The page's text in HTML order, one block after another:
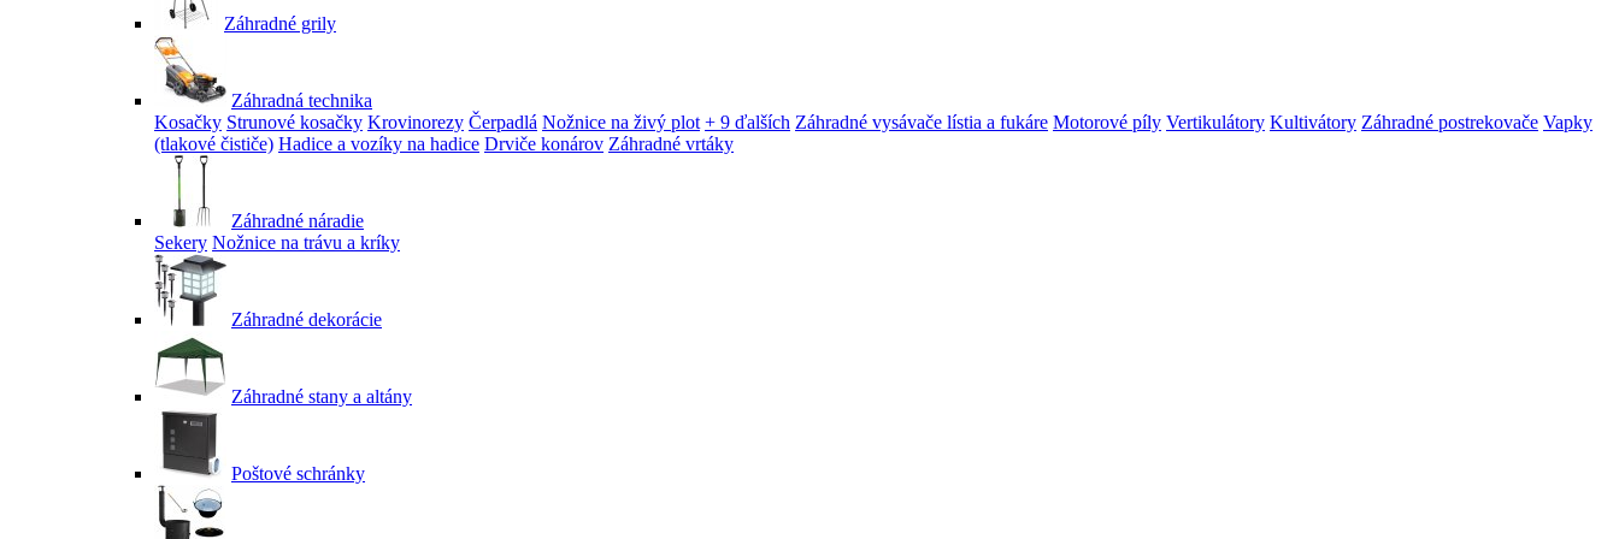
Záhradné grily
Záhradná technika
Kosačky Strunové kosačky Krovinorezy Čerpadlá Nožnice na živý plot + 9 ďalších Záhradné vysávače lístia a fukáre Motorové píly Vertikulátory Kultivátory Záhradné postrekovače Vapky
(tlakové čističe) Hadice a vozíky na hadice Drviče konárov Záhradné vrtáky
Záhradné náradie
Sekery Nožnice na trávu a kríky
Záhradné dekorácie
Záhradné stany a altány
Poštové schránky